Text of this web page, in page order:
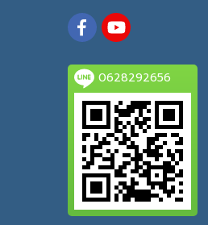
0628292656